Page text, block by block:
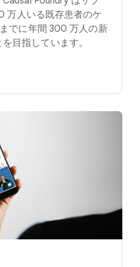
万人いる既存患者のケ
でに年間 300 万人の新
目指しています。